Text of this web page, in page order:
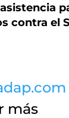
contra el
más